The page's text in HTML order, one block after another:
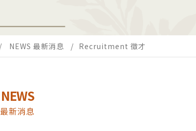
NEWS 最新消息 Recruitment 徵才
NEWS
最新消息